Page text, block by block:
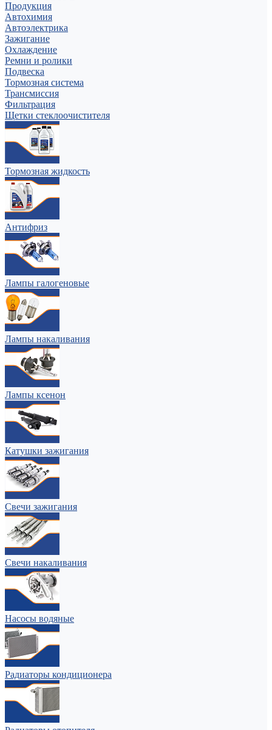
Продукция
Автохимия
Автоэлектрика
Зажигание
Охлаждение
Ремни и ролики
Подвеска
Тормозная система
Трансмиссия
Фильтрация
Щетки стеклоочистителя
Тормозная жидкость
Антифриз
Лампы галогеновые
Лампы накаливания
Лампы ксенон
Катушки зажигания
Свечи зажигания
Свечи накаливания
Насосы водяные
Радиаторы кондиционера